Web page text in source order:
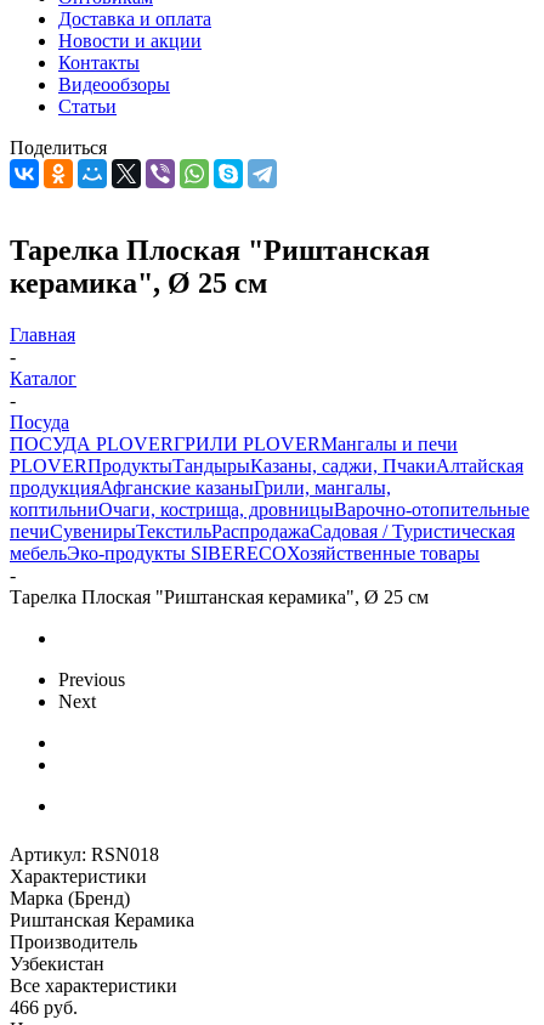
Доставка и оплата
Новости и акции
Контакты
Видеообзоры
Статьи
Поделиться
Тарелка Плоская "Риштанская
керамика", Ø 25 см
Главная
-
Каталог
-
Посуда
ПОСУДА PLOVERГРИЛИ PLOVERМангалы и печи
PLOVERПродуктыТандырыКазаны, саджи, ПчакиАлтайская
продукцияАфганские казаныГрили, мангалы,
коптильниОчаги, кострища, дровницыВарочно-отопительные
печиСувенирыТекстильРаспродажаСадовая / Туристическая
мебельЭко-продукты SIBERECOХозяйственные товары
-
Тарелка Плоская "Риштанская керамика", Ø 25 см
Previous
Next
Артикул: RSN018
Характеристики
Марка (Бренд)
Риштанская Керамика
Производитель
Узбекистан
Все характеристики
466 руб.